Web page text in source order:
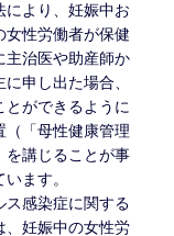
より、妊娠中お
女性労働者が保健
主治医や助産師か
申し出た場合、
とができるように
（「母性健康管理
を講じることが事
ます。
感染症に関する
、妊娠中の女性労